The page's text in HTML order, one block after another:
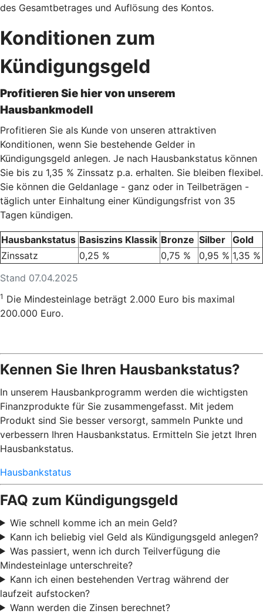
des Gesamtbetrages und Auflösung des Kontos.
Konditionen zum
Kündigungsgeld
Profitieren Sie hier von unserem
Hausbankmodell
Profitieren Sie als Kunde von unseren attraktiven
Konditionen, wenn Sie bestehende Gelder in
Kündigungsgeld anlegen. Je nach Hausbankstatus können
Sie bis zu 1,35 % Zinssatz p.a. erhalten. Sie bleiben flexibel.
Sie können die Geldanlage - ganz oder in Teilbeträgen -
täglich unter Einhaltung einer Kündigungsfrist von 35
Tagen kündigen.
Stand 07.04.2025
Hausbankstatus Basiszins Klassik Bronze Silber Gold
Zinssatz
0,25 % 0,75 % 0,95 % 1,35 %
1 Die Mindesteinlage beträgt 2.000 Euro bis maximal
200.000 Euro.
Kennen Sie Ihren Hausbankstatus?
In unserem Hausbankprogramm werden die wichtigsten
Finanzprodukte für Sie zusammengefasst. Mit jedem
Produkt sind Sie besser versorgt, sammeln Punkte und
verbessern Ihren Hausbankstatus. Ermitteln Sie jetzt Ihren
Hausbankstatus.
Hausbankstatus
FAQ zum Kündigungsgeld
Wie schnell komme ich an mein Geld?
Kann ich beliebig viel Geld als Kündigungsgeld anlegen?
Was passiert, wenn ich durch Teilverfügung die
Mindesteinlage unterschreite?
Kann ich einen bestehenden Vertrag während der
laufzeit aufstocken?
Wann werden die Zinsen berechnet?